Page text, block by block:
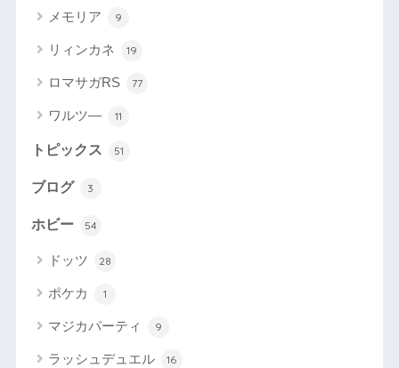
メモリア 9
リィンカネ 19
ロマサガRS 77
ワルツ― 11
トピックス 51
ブログ 3
ホビー 54
ドッツ 28
ポケカ 1
マジカパーティ 9
ラッシュデュエル 16